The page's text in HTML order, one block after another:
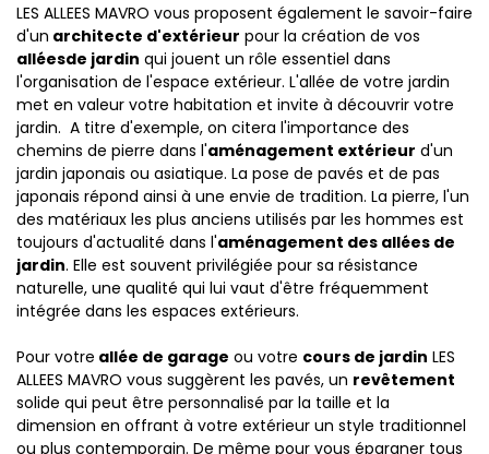
LES ALLEES MAVRO vous proposent également le savoir-faire
d'un architecte d'extérieur pour la création de vos
alléesde jardin qui jouent un rôle essentiel dans
l'organisation de l'espace extérieur. L'allée de votre jardin
met en valeur votre habitation et invite à découvrir votre
jardin. A titre d'exemple, on citera l'importance des
chemins de pierre dans l'aménagement extérieur d'un
jardin japonais ou asiatique. La pose de pavés et de pas
japonais répond ainsi à une envie de tradition. La pierre, l'un
des matériaux les plus anciens utilisés par les hommes est
toujours d'actualité dans l'aménagement des allées de
jardin. Elle est souvent privilégiée pour sa résistance
naturelle, une qualité qui lui vaut d'être fréquemment
intégrée dans les espaces extérieurs.
Pour votre allée de garage ou votre cours de jardin LES
ALLEES MAVRO vous suggèrent les pavés, un revêtement
solide qui peut être personnalisé par la taille et la
dimension en offrant à votre extérieur un style traditionnel
ou plus contemporain. De même pour vous épargner tous